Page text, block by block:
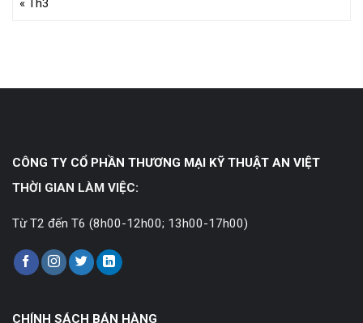
« Th3
CÔNG TY CỔ PHẦN THƯƠNG MẠI KỸ THUẬT AN VIỆT
THỜI GIAN LÀM VIỆC:
Từ T2 đến T6 (8h00-12h00; 13h00-17h00)
CHÍNH SÁCH BÁN HÀNG